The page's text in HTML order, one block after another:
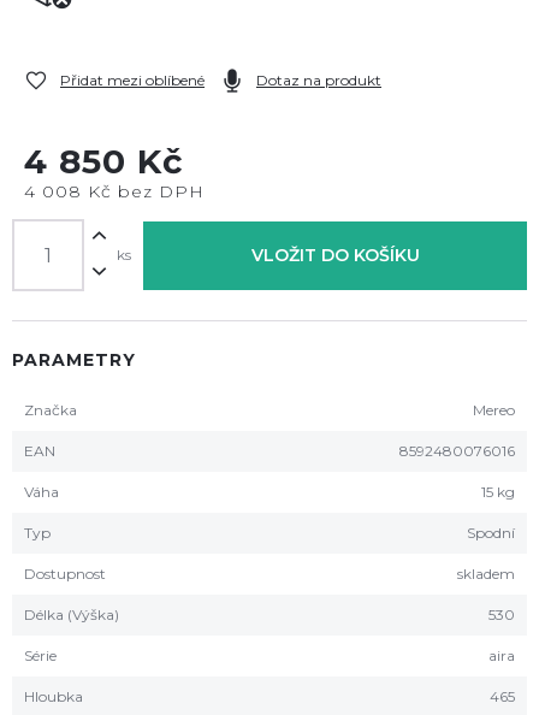
Přidat mezi oblíbené Dotaz na produkt
4 850 Kč
4 008 Kč bez DPH
ks VLOŽIT DO KOŠÍKU
PARAMETRY
Značka Mereo
EAN 8592480076016
Váha 15 kg
Typ Spodní
Dostupnost skladem
Délka (Výška) 530
Série aira
Hloubka 465